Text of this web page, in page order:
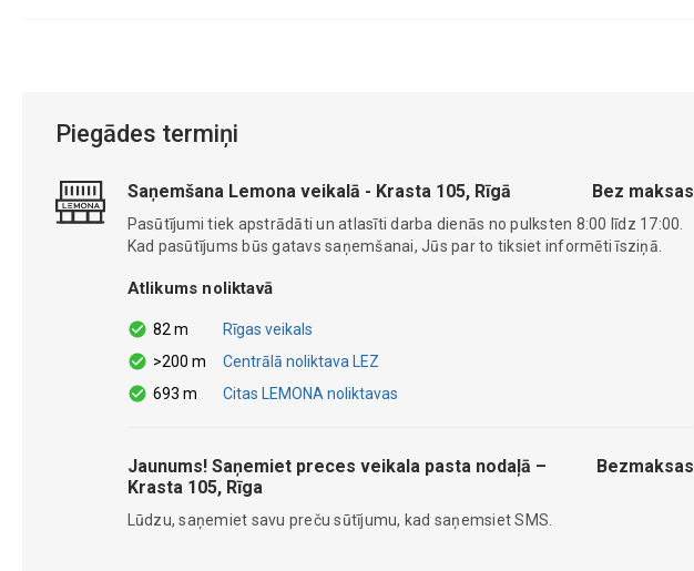
Piegādes termiņi
Saņemšana Lemona veikalā - Krasta 105, Rīgā Bez maksas
Pasūtījumi tiek apstrādāti un atlasīti darba dienās no pulksten 8:00 līdz 17:00.
Kad pasūtījums būs gatavs saņemšanai, Jūs par to tiksiet informēti īsziņā.
Atlikums noliktavā
82 m
Rīgas veikals
>200 m
Centrālā noliktava LEZ
693 m
Citas LEMONA noliktavas
Jaunums! Saņemiet preces veikala pasta nodaļā –
Krasta 105, Rīga
Bezmaksas
Lūdzu, saņemiet savu preču sūtījumu, kad saņemsiet SMS.